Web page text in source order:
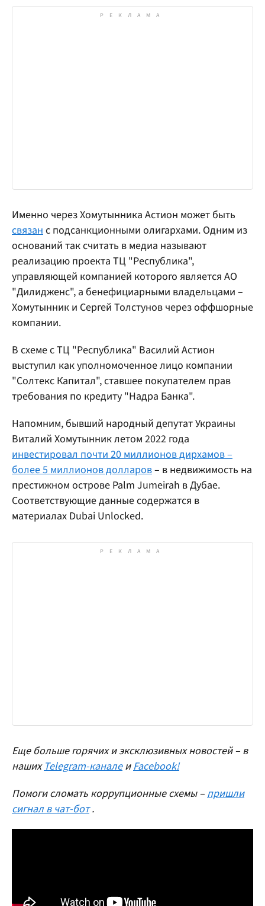
Именно через Хомутынника Астион может быть
связан с подсанкционными олигархами. Одним из
оснований так считать в медиа называют
реализацию проекта ТЦ "Республика",
управляющей компанией которого является АО
"Дилидженс", а бенефициарными владельцами –
Хомутынник и Сергей Толстунов через оффшорные
компании.
В схеме с ТЦ "Республика" Василий Астион
выступил как уполномоченное лицо компании
"Солтекс Капитал", ставшее покупателем прав
требования по кредиту "Надра Банка".
Напомним, бывший народный депутат Украины
Виталий Хомутынник летом 2022 года
инвестировал почти 20 миллионов дирхамов –
более 5 миллионов долларов– в недвижимость на
престижном острове Palm Jumeirah в Дубае.
Соответствующие данные содержатся в
материалах Dubai Unlocked.
Еще больше горячих и эксклюзивных новостей – в
наших Telegram-канале и Facebook!
Помоги сломать коррупционные схемы – пришли
сигнал в чат-бот .